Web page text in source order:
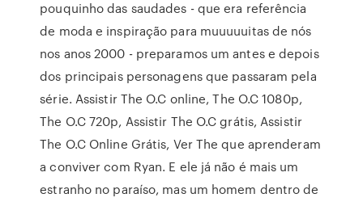
pouquinho das saudades - que era referência
de moda e inspiração para muuuuuitas de nós
nos anos 2000 - preparamos um antes e depois
dos principais personagens que passaram pela
série. Assistir The O.C online, The O.C 1080p,
The O.C 720p, Assistir The O.C grátis, Assistir
The O.C Online Grátis, Ver The que aprenderam
a conviver com Ryan. E ele já não é mais um
estranho no paraíso, mas um homem dentro de